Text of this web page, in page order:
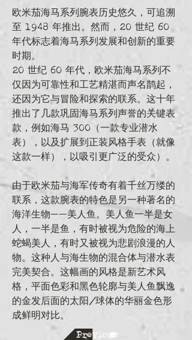
欧米茄海马系列腕表历史悠久，可追溯
至 1948 年推出。然而，20 世纪 60
年代标志着海马系列发展和创新的重要
时期。
20 世纪 60 年代，欧米茄海马系列不
仅因为可靠性和工艺精湛而声名鹊起，
还因为它与冒险和探索的联系。这十年
推出了几款巩固海马系列声誉的关键表
款，例如海马 300（一款专业潜水
表），以及扩展到正装风格手表（就像
这款一样），以吸引更广泛的受众）。
由于欧米茄与海军传奇有着千丝万缕的
联系，这款腕表的特色是另一种著名的
海洋生物——美人鱼。美人鱼一半是女
人，一半是鱼，有时被视为危险的海上
蛇蝎美人，有时又被视为悲剧浪漫的人
物。这种人与海生物的混合体与潜水表
完美契合。这幅画的风格是新艺术风
格，平面色彩和黑色轮廓与美人鱼飘逸
的金发后面的太阳/球体的华丽金色形
成鲜明对比。
Previous